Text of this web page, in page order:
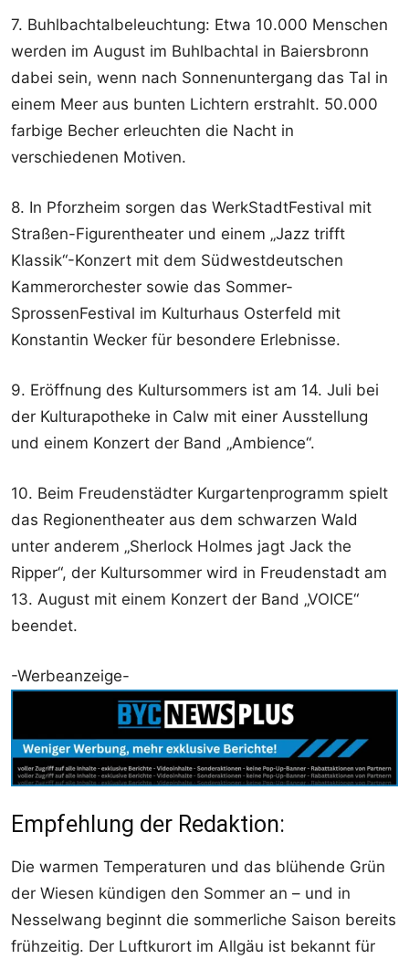
7. Buhlbachtalbeleuchtung: Etwa 10.000 Menschen
werden im August im Buhlbachtal in Baiersbronn
dabei sein, wenn nach Sonnenuntergang das Tal in
einem Meer aus bunten Lichtern erstrahlt. 50.000
farbige Becher erleuchten die Nacht in
verschiedenen Motiven.
8. In Pforzheim sorgen das WerkStadtFestival mit
Straßen-Figurentheater und einem „Jazz trifft
Klassik“-Konzert mit dem Südwestdeutschen
Kammerorchester sowie das Sommer-
SprossenFestival im Kulturhaus Osterfeld mit
Konstantin Wecker für besondere Erlebnisse.
9. Eröffnung des Kultursommers ist am 14. Juli bei
der Kulturapotheke in Calw mit einer Ausstellung
und einem Konzert der Band „Ambience“.
10. Beim Freudenstädter Kurgartenprogramm spielt
das Regionentheater aus dem schwarzen Wald
unter anderem „Sherlock Holmes jagt Jack the
Ripper“, der Kultursommer wird in Freudenstadt am
13. August mit einem Konzert der Band „VOICE“
beendet.
-Werbeanzeige-
Empfehlung der Redaktion:
Die warmen Temperaturen und das blühende Grün
der Wiesen kündigen den Sommer an – und in
Nesselwang beginnt die sommerliche Saison bereits
frühzeitig. Der Luftkurort im Allgäu ist bekannt für